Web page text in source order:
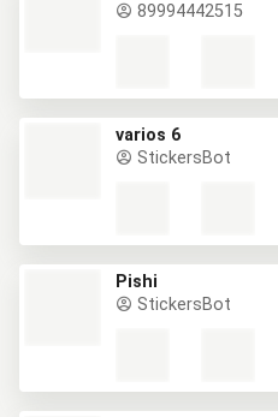
89994442515
varios 6
StickersBot
Pishi
StickersBot